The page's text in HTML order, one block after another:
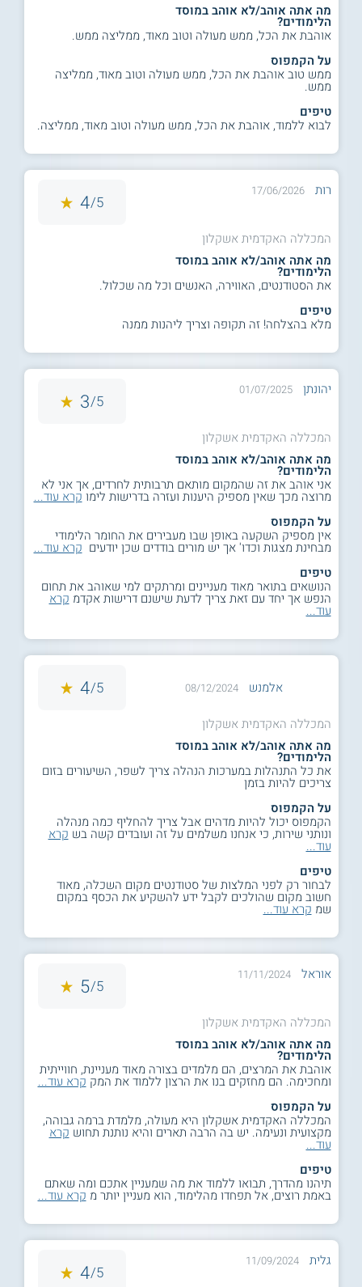
מה אתה אוהב/לא אוהב במוסד
הלימודים?
אוהבת את הכל, ממש מעולה וטוב מאוד, ממליצה ממש.
על הקמפוס
ממש טוב אוהבת את הכל, ממש מעולה וטוב מאוד, ממליצה
ממש.
טיפים
לבוא ללמוד, אוהבת את הכל, ממש מעולה וטוב מאוד, ממליצה.
רות 17/06/2026
5/
4
המכללה האקדמית אשקלון
מה אתה אוהב/לא אוהב במוסד
הלימודים?
את הסטודנטים, האווירה, האנשים וכל מה שכלול.
טיפים
מלא בהצלחה! זה תקופה וצריך ליהנות ממנה
יהונתן 01/07/2025
5/
3
המכללה האקדמית אשקלון
מה אתה אוהב/לא אוהב במוסד
הלימודים?
אני אוהב את זה שהמקום מותאם תרבותית לחרדים, אך אני לא
מרוצה מכך שאין מספיק היענות ועזרה בדרישות לימו קרא עוד...
על הקמפוס
אין מספיק השקעה באופן שבו מעבירים את החומר הלימודי
מבחינת מצגות וכדו' אך יש מורים בודדים שכן יודעים קרא עוד...
טיפים
הנושאים בתואר מאוד מעניינים ומרתקים למי שאוהב את תחום
הנפש אך יחד עם זאת צריך לדעת שישנם דרישות אקדמ קרא
עוד...
אלמנש 08/12/2024
5/
4
המכללה האקדמית אשקלון
מה אתה אוהב/לא אוהב במוסד
הלימודים?
את כל התנהלות במערכות הנהלה צריך לשפר, השיעורים בזום
צריכים להיות בזמן
על הקמפוס
הקמפוס יכול להיות מדהים אבל צריך להחליף כמה מנהלה
ונותני שירות, כי אנחנו משלמים על זה ועובדים קשה בש קרא
עוד...
טיפים
לבחור רק לפני המלצות של סטודנטים מקום השכלה, מאוד
חשוב מקום שהולכים לקבל ידע להשקיע את הכסף במקום
שמ קרא עוד...
אוראל 11/11/2024
5/
5
המכללה האקדמית אשקלון
מה אתה אוהב/לא אוהב במוסד
הלימודים?
אוהבת את המרצים, הם מלמדים בצורה מאוד מעניינת, חווייתית
ומחכימה. הם מחזקים בנו את הרצון ללמוד את המק קרא עוד...
על הקמפוס
המכללה האקדמית אשקלון היא מעולה, מלמדת ברמה גבוהה,
מקצועית ונעימה. יש בה הרבה תארים והיא נותנת תחוש קרא
עוד...
טיפים
תיהנו מהדרך, תבואו ללמוד את מה שמעניין אתכם ומה שאתם
באמת רוצים, אל תפחדו מהלימוד, הוא מעניין יותר מ קרא עוד...
גלית 11/09/2024
5/
4